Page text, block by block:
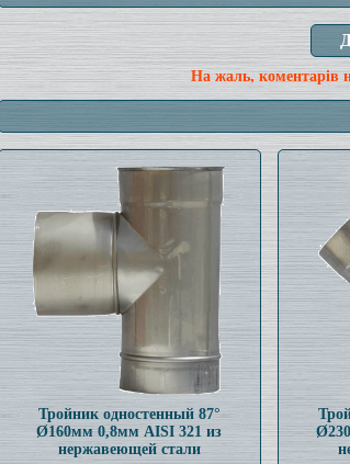
На жаль, коментарів
Тройник одностенный 87°
Ø160мм 0,8мм AISI 321 из
нержавеющей стали